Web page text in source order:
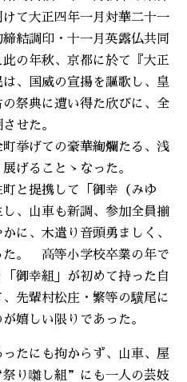
て大正四年一月対華二十一
結調印・十一月英露仏共同
の年秋、京都に於て『大正
、国威の宣揚を謳歌し、皇
祭典に遭い得た欣びに、全
せた。
挙げての豪華絢爛たる、浅
げることゝなった。
と提携して「御幸（みゆ
、山車も新調、参加全員揃
に、木遣り音頭勇ましく、
た。 高等小学校卒業の年で
御幸組」が初めて持った自
先輩村松庄・繁等の驥尾に
嬉しい限りであった。
たにも拘からず、山車、屋
り囃し組”にも一人の芸妓